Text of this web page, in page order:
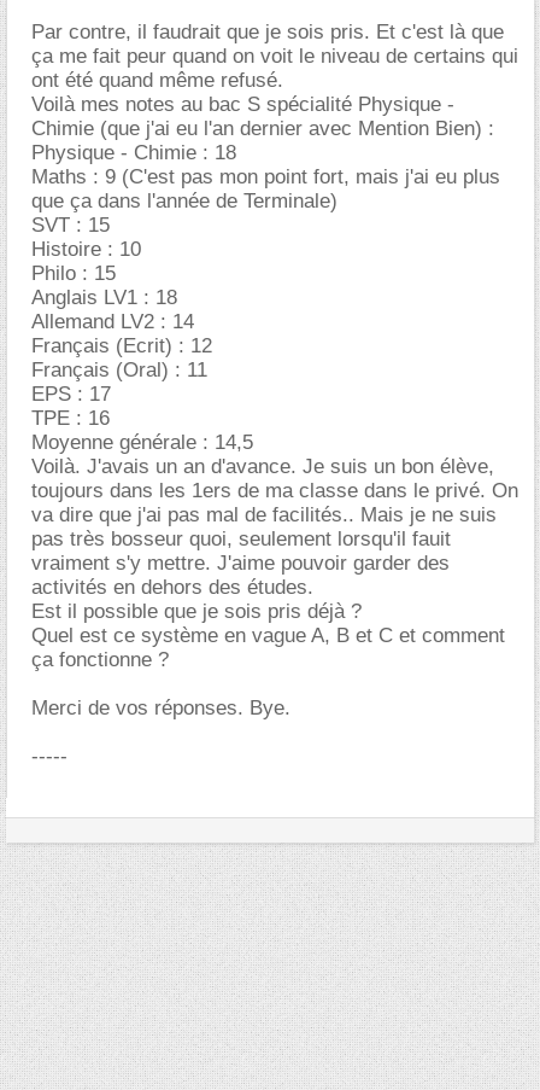
Par contre, il faudrait que je sois pris. Et c'est là que
ça me fait peur quand on voit le niveau de certains qui
ont été quand même refusé.
Voilà mes notes au bac S spécialité Physique -
Chimie (que j'ai eu l'an dernier avec Mention Bien) :
Physique - Chimie : 18
Maths : 9 (C'est pas mon point fort, mais j'ai eu plus
que ça dans l'année de Terminale)
SVT : 15
Histoire : 10
Philo : 15
Anglais LV1 : 18
Allemand LV2 : 14
Français (Ecrit) : 12
Français (Oral) : 11
EPS : 17
TPE : 16
Moyenne générale : 14,5
Voilà. J'avais un an d'avance. Je suis un bon élève,
toujours dans les 1ers de ma classe dans le privé. On
va dire que j'ai pas mal de facilités.. Mais je ne suis
pas très bosseur quoi, seulement lorsqu'il fauit
vraiment s'y mettre. J'aime pouvoir garder des
activités en dehors des études.
Est il possible que je sois pris déjà ?
Quel est ce système en vague A, B et C et comment
ça fonctionne ?
Merci de vos réponses. Bye.
-----